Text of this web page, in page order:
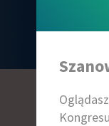
Oglądasz